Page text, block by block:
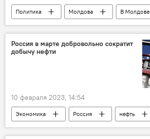
Политика Молдова
В Молдове
Майя Санду
правительство
Дорин Речан
Россия в марте добровольно сократит
добычу нефти
10 февраля 2023, 14:54
Экономика Россия
нефть
Александр Новак